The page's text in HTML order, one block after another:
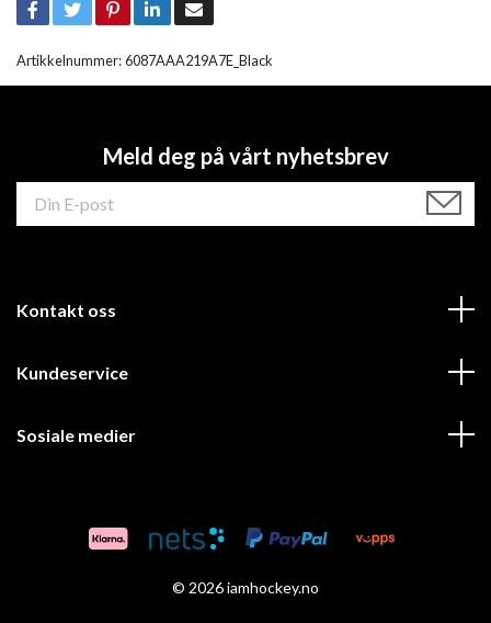
Artikkelnummer:6087AAA219A7E_Black
Meld deg på vårt nyhetsbrev
Kontakt oss
Kundeservice
Sosiale medier
© 2026 iamhockey.no